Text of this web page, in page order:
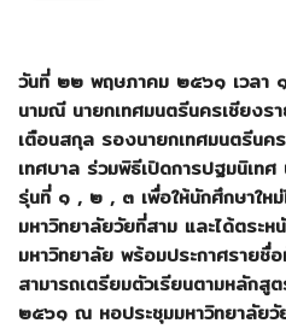
วันที่ ๒๒ พฤษภาคม ๒๕๖๑ เวลา
นามณี นายกเทศมนตรีนครเชียง
เตือนสกุล รองนายกเทศมนตรีนค
เทศบาล ร่วมพิธีเปิดการปฐมนิเท
รุ่นที่ ๑ , ๒ , ๓ เพื่อให้นักศึกษาใหม่
มหาวิทยาลัยวัยที่สาม และได้ตระ
มหาวิทยาลัย พร้อมประกาศรายชื่
สามารถเตรียมตัวเรียนตามหลัก
๒๕๖๑ ณ หอประชุมมหาวิทยาลัยวั